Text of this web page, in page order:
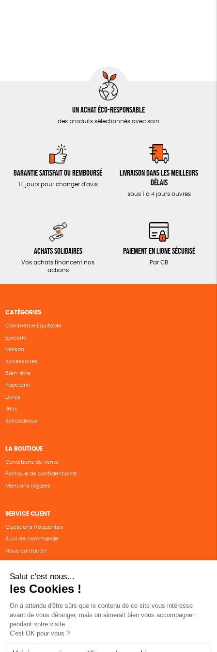
Un achat éco-responsable
des produits sélectionnés avec soin
Garantie satisfait ou remboursé
14 jours pour changer d'avis
Livraison dans les meilleurs
délais
sous 1 à 4 jours ouvrés
Achats solidaires
Vos achats financent nos
actions
Paiement en ligne sécurisé
Par CB
CATÉGORIES
Commerce Equitable
Epicerie
Maison
Accessoires
Bien-être
Papeterie
Livres
Jeux
Solicadeaux
LA BOUTIQUE
Conditions de vente
Politique de confidentialité
Mentions légales
SERVICE CLIENT
Questions fréquentes
Suivi de commande
Nous contacter
SUIVEZ-NOUS